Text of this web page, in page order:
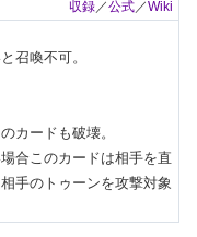
収録／公式／Wiki
召喚不可。
カードも破壊。
合このカードは相手を直
手のトゥーンを攻撃対象